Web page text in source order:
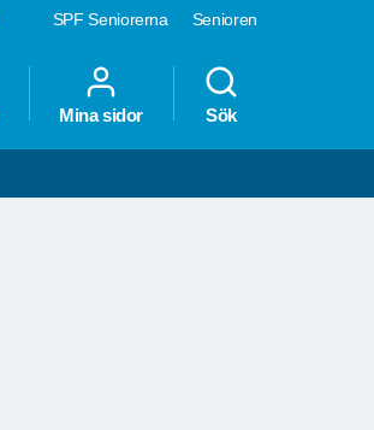
SPF Seniorerna Senioren
Mina sidor Sök